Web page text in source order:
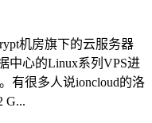
机房旗下的云服务器
中心的Linux系列VPS进
有很多人说ioncloud的洛
G...